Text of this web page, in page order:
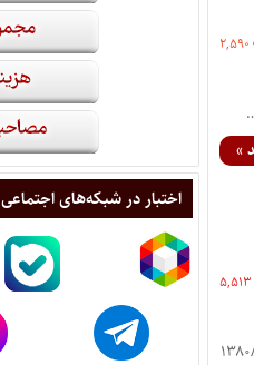
۲,۵۹۰
»
۵,۵۱۳
تجارت نظامنامه ماده ۱۹ تجارت مصوب ۱۳۸۰/۱۱/۱۹
اختبار در شبکه‌های اجتماعی